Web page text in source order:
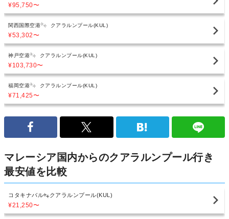
¥95,750〜
関西国際空港 クアラルンプール(KUL)
¥53,302〜
神戸空港 クアラルンプール(KUL)
¥103,730〜
福岡空港 クアラルンプール(KUL)
¥71,425〜
マレーシア国内からのクアラルンプール行き
最安値を比較
コタキナバル クアラルンプール(KUL)
¥21,250〜